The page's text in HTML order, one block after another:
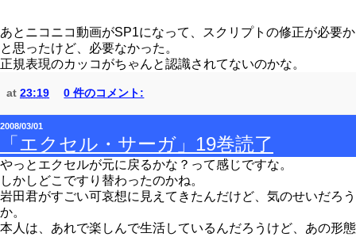
あとニコニコ動画がSP1になって、スクリプトの修正が必要か
と思ったけど、必要なかった。
正規表現のカッコがちゃんと認識されてないのかな。
at 23:19 0 件のコメント:
2008/03/01
「エクセル・サーガ」19巻読了
やっとエクセルが元に戻るかな？って感じですな。
しかしどこですり替わったのかね。
岩田君がすごい可哀想に見えてきたんだけど、気のせいだろう
か。
本人は、あれで楽しんで生活しているんだろうけど、あの形態